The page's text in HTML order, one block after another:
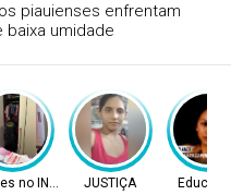
piauienses enfrentam
umidade
no INSS JUSTIÇA